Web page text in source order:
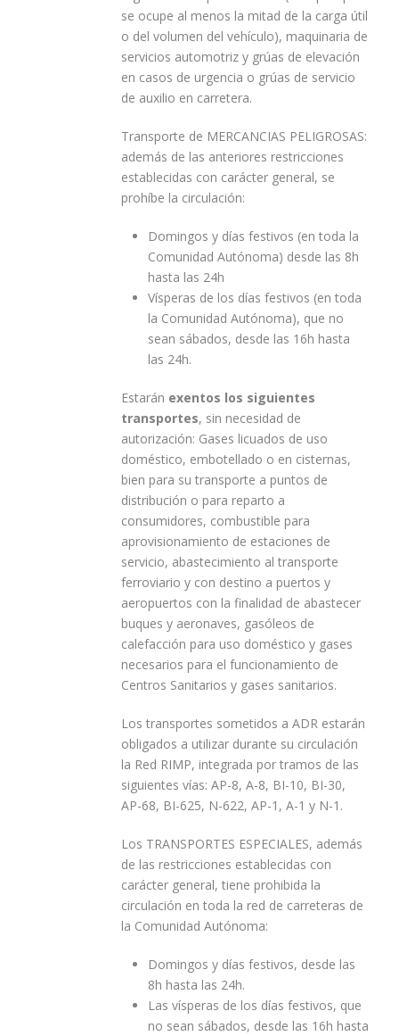
se ocupe al menos la mitad de la carga útil
o del volumen del vehículo), maquinaria de
servicios automotriz y grúas de elevación
en casos de urgencia o grúas de servicio
de auxilio en carretera.
Transporte de MERCANCIAS PELIGROSAS:
además de las anteriores restricciones
establecidas con carácter general, se
prohíbe la circulación:
Domingos y días festivos (en toda la
Comunidad Autónoma) desde las 8h
hasta las 24h
Vísperas de los días festivos (en toda
la Comunidad Autónoma), que no
sean sábados, desde las 16h hasta
las 24h.
Estarán exentos los siguientes
transportes, sin necesidad de
autorización: Gases licuados de uso
doméstico, embotellado o en cisternas,
bien para su transporte a puntos de
distribución o para reparto a
consumidores, combustible para
aprovisionamiento de estaciones de
servicio, abastecimiento al transporte
ferroviario y con destino a puertos y
aeropuertos con la finalidad de abastecer
buques y aeronaves, gasóleos de
calefacción para uso doméstico y gases
necesarios para el funcionamiento de
Centros Sanitarios y gases sanitarios.
Los transportes sometidos a ADR estarán
obligados a utilizar durante su circulación
la Red RIMP, integrada por tramos de las
siguientes vías: AP-8, A-8, BI-10, BI-30,
AP-68, BI-625, N-622, AP-1, A-1 y N-1.
Los TRANSPORTES ESPECIALES, además
de las restricciones establecidas con
carácter general, tiene prohibida la
circulación en toda la red de carreteras de
la Comunidad Autónoma:
Domingos y días festivos, desde las
8h hasta las 24h.
Las vísperas de los días festivos, que
no sean sábados, desde las 16h hasta